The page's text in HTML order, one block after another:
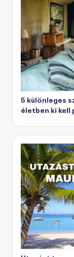
5 különleges
életben ki kell